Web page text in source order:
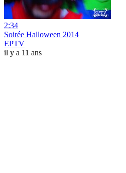
2:34
Soirée Halloween 2014
EPTV
il y a 11 ans